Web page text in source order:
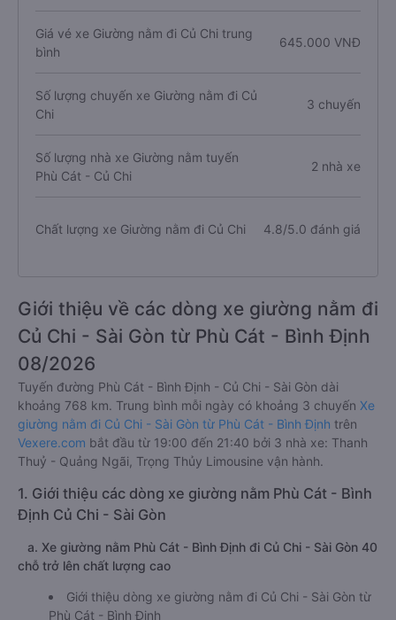
Giá vé xe Giường nằm đi Củ Chi trung
bình
645.000 VNĐ
Số lượng chuyến xe Giường nằm đi Củ
Chi
3 chuyến
Số lượng nhà xe Giường nằm tuyến
Phù Cát - Củ Chi
2 nhà xe
Chất lượng xe Giường nằm đi Củ Chi 4.8/5.0 đánh giá
Giới thiệu về các dòng xe giường nằm đi
Củ Chi - Sài Gòn từ Phù Cát - Bình Định
08/2026
Tuyến đường Phù Cát - Bình Định - Củ Chi - Sài Gòn dài
khoảng 768 km. Trung bình mỗi ngày có khoảng 3 chuyến Xe
giường nằm đi Củ Chi - Sài Gòn từ Phù Cát - Bình Định trên
Vexere.com bắt đầu từ 19:00 đến 21:40 bởi 3 nhà xe: Thanh
Thuỷ - Quảng Ngãi, Trọng Thủy Limousine vận hành.
1. Giới thiệu các dòng xe giường nằm Phù Cát - Bình
Định Củ Chi - Sài Gòn
a. Xe giường nằm Phù Cát - Bình Định đi Củ Chi - Sài Gòn 40
chỗ trở lên chất lượng cao
Giới thiệu dòng xe giường nằm đi Củ Chi - Sài Gòn từ
Phù Cát - Bình Định